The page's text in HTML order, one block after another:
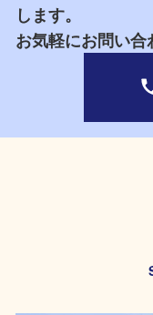
します。
お気軽にお問い合